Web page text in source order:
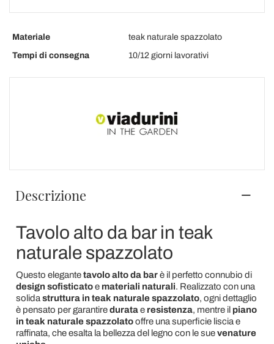
Materiale
teak naturale spazzolato
Tempi di consegna
10/12 giorni lavorativi
Descrizione
Tavolo alto da bar in teak
naturale spazzolato
Questo elegantetavolo alto da barè il perfetto connubio di
design sofisticatoe materiali naturali. Realizzato con una
solida struttura in teak naturale spazzolato, ogni dettaglio
è pensato per garantireduratae resistenza, mentre il piano
in teak naturale spazzolatooffre una superficie liscia e
raffinata, che esalta la bellezza del legno con le suevenature